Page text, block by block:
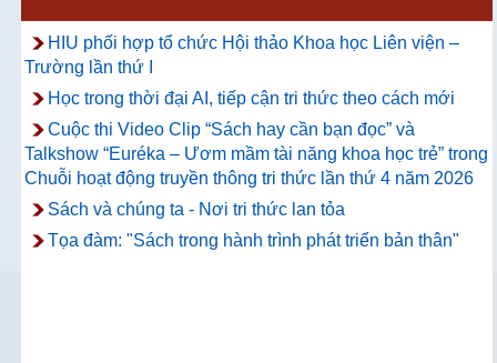
HIU phối hợp tổ chức Hội thảo Khoa học Liên viện –
Trường lần thứ I
Học trong thời đại AI, tiếp cận tri thức theo cách mới
Cuộc thi Video Clip “Sách hay cần bạn đọc” và
Talkshow “Euréka – Ươm mầm tài năng khoa học trẻ” trong
Chuỗi hoạt động truyền thông tri thức lần thứ 4 năm 2026
Sách và chúng ta - Nơi tri thức lan tỏa
Tọa đàm: "Sách trong hành trình phát triển bản thân"